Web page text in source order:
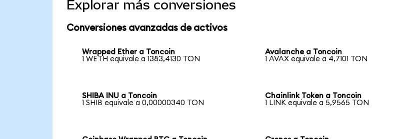
Explorar más conversiones
Conversiones avanzadas de activos
Wrapped Ether a Toncoin
1 WETH equivale a 1383,4130 TON
Avalanche a Toncoin
1 AVAX equivale a 4,7101 TON
SHIBA INU a Toncoin
1 SHIB equivale a 0,00000340 TON
Chainlink Token a Toncoin
1 LINK equivale a 5,9565 TON